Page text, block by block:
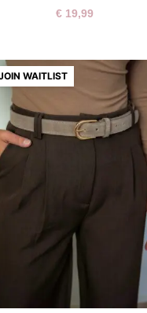
€ 19,99